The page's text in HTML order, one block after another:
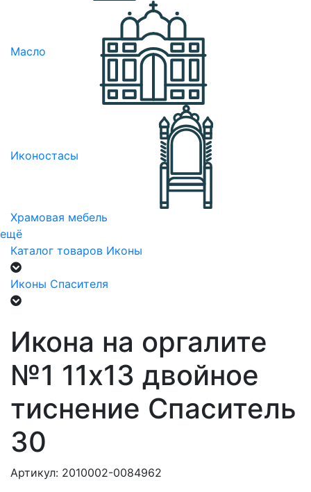
Масло
Иконостасы
Храмовая мебель
ещё
Каталог товаров Иконы
Иконы Спасителя
Икона на оргалите
№1 11х13 двойное
тиснение Спаситель
30
Артикул: 2010002-0084962